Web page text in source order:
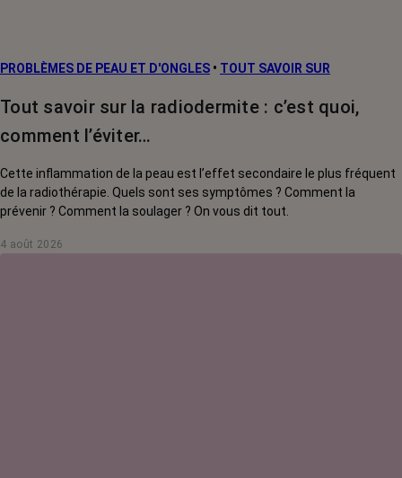
PROBLÈMES DE PEAU ET D'ONGLES • TOUT SAVOIR SUR
Tout savoir sur la radiodermite : c’est quoi,
comment l’éviter…
Cette inflammation de la peau est l’effet secondaire le plus fréquent
de la radiothérapie. Quels sont ses symptômes ? Comment la
prévenir ? Comment la soulager ? On vous dit tout.
4 août 2026